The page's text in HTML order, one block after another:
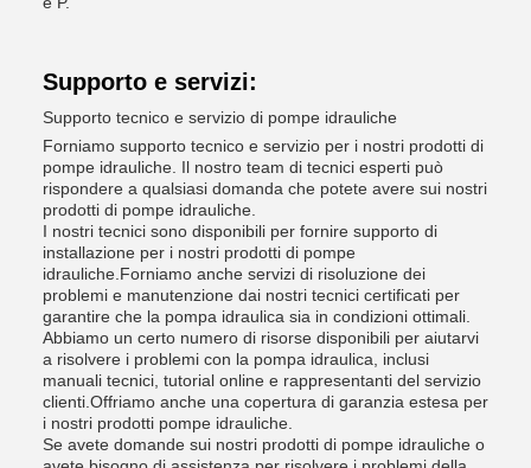
Supporto e servizi:
Supporto tecnico e servizio di pompe idrauliche
Forniamo supporto tecnico e servizio per i nostri prodotti di
pompe idrauliche. Il nostro team di tecnici esperti può
rispondere a qualsiasi domanda che potete avere sui nostri
prodotti di pompe idrauliche.
I nostri tecnici sono disponibili per fornire supporto di
installazione per i nostri prodotti di pompe
idrauliche.Forniamo anche servizi di risoluzione dei
problemi e manutenzione dai nostri tecnici certificati per
garantire che la pompa idraulica sia in condizioni ottimali.
Abbiamo un certo numero di risorse disponibili per aiutarvi
a risolvere i problemi con la pompa idraulica, inclusi
manuali tecnici, tutorial online e rappresentanti del servizio
clienti.Offriamo anche una copertura di garanzia estesa per
i nostri prodotti pompe idrauliche.
Se avete domande sui nostri prodotti di pompe idrauliche o